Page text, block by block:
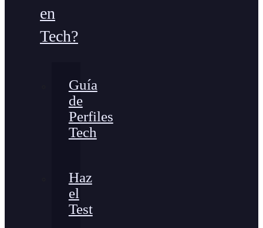
en
Tech?
Guía
de
Perfiles
Tech
Haz
el
Test